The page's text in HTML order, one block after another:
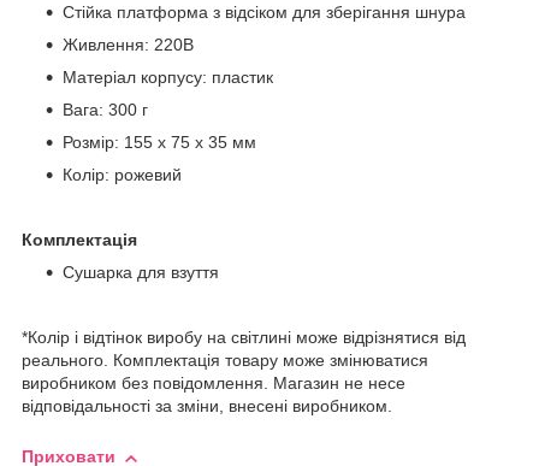
Стійка платформа з відсіком для зберігання шнура
Живлення: 220В
Матеріал корпусу: пластик
Вага: 300 г
Розмір: 155 x 75 x 35 мм
Колір: рожевий
Комплектація
Сушарка для взуття
*Колір і відтінок виробу на світлині може відрізнятися від
реального. Комплектація товару може змінюватися
виробником без повідомлення. Магазин не несе
відповідальності за зміни, внесені виробником.
Приховати